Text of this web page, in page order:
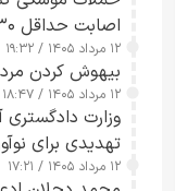
اصابت حداقل ۳۰ موشک بالستیک+ ویدیو
۱۲ مرداد ۱۴۰۵ / ۱۹:۳۲
بیهوش کردن
۱۲ مرداد ۱۴۰۵ / ۱۸:۴۷
تهدیدی برای
۱۲ مرداد ۱۴۰۵ / ۱۷:۲۱